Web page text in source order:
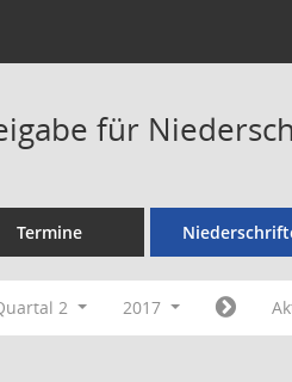
für
Termine
2 2017